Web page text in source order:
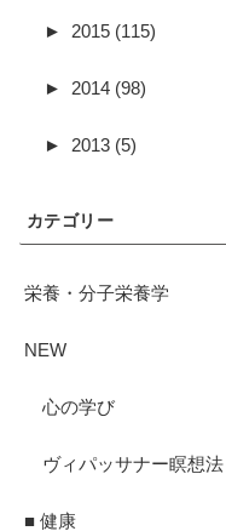
► 2015 (115)
► 2014 (98)
► 2013 (5)
カテゴリー
栄養・分子栄養学
NEW
心の学び
ヴィパッサナー瞑想法
■ 健康